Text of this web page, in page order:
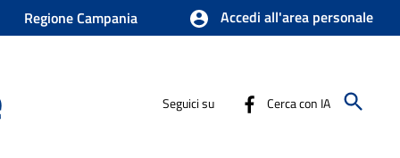
Regione Campania Accedi all'area personale
Seguici su Cerca con IA